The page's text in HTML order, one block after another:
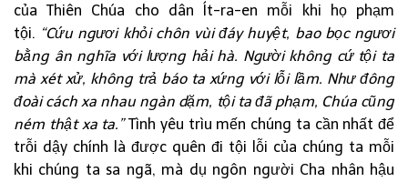
của Thiên Chúa cho dân Ít-ra-en mỗi khi họ phạm
tội. “Cứu ngươi khỏi chôn vùi đáy huyệt, bao bọc ngươi
bằng ân nghĩa với lượng hải hà. Người không cứ tội ta
mà xét xử, không trả báo ta xứng với lỗi lầm. Như đông
đoài cách xa nhau ngàn dặm, tội ta đã phạm, Chúa cũng
ném thật xa ta.”Tình yêu trìu mến chúng ta cần nhất để
trỗi dậy chính là được quên đi tội lỗi của chúng ta mỗi
khi chúng ta sa ngã, mà dụ ngôn người Cha nhân hậu